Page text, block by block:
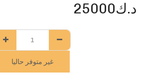
د.ك25000
غير متوفر حاليا